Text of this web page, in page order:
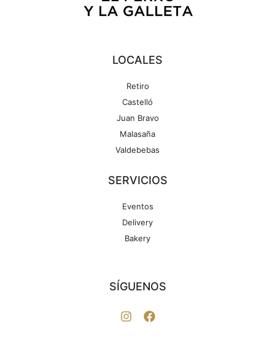
LOCALES
Retiro
Castelló
Juan Bravo
Malasaña
Valdebebas
SERVICIOS
Eventos
Delivery
Bakery
SÍGUENOS